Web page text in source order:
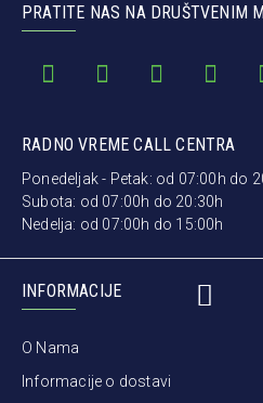
PRATITE NAS NA DRUŠTVENIM
RADNO VREME CALL CENTRA
Ponedeljak - Petak: od 07:00h do
Subota: od 07:00h do 20:30h
Nedelja: od 07:00h do 15:00h
INFORMACIJE
O Nama
Informacije o dostavi